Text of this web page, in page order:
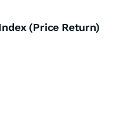
(Price Return)